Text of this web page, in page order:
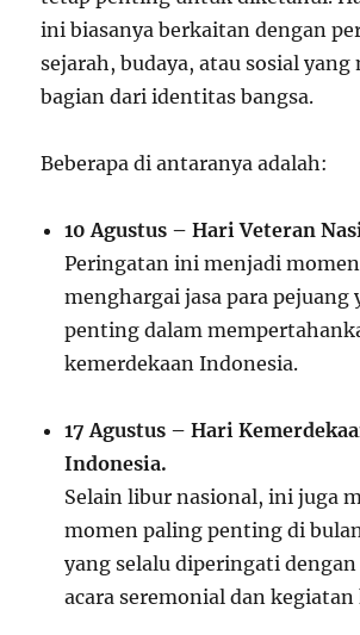
ini biasanya berkaitan dengan
sejarah, budaya, atau sosial yang
bagian dari identitas bangsa.
Beberapa di antaranya adalah:
10 Agustus – Hari Veteran
Peringatan ini menjadi
menghargai jasa para pejuang
penting dalam
kemerdekaan Indonesia.
17 Agustus – Hari
Indonesia.
Selain libur nasional, ini juga
momen paling penting di
yang selalu diperingati
acara seremonial dan kegiatan